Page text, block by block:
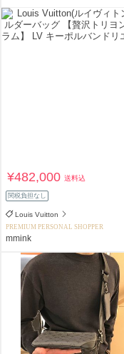
¥482,000送料込
関税負担なし
Louis Vuitton
PREMIUM PERSONAL SHOPPER
mmink